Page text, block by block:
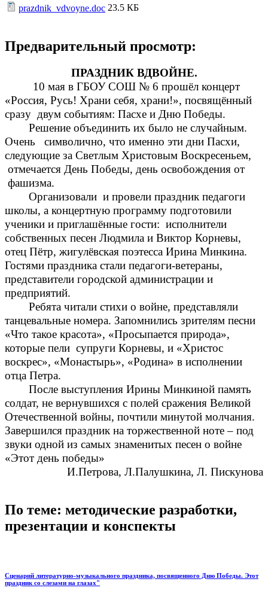
prazdnik_vdvoyne.doc 23.5 КБ
Предварительный просмотр:
ПРАЗДНИК ВДВОЙНЕ.
10 мая в ГБОУ СОШ № 6 прошёл концерт
«Россия, Русь! Храни себя, храни!», посвящённый
сразу двум событиям: Пасхе и Дню Победы.
Решение объединить их было не случайным.
Очень символично, что именно эти дни Пасхи,
следующие за Светлым Христовым Воскресеньем,
отмечается День Победы, день освобождения от
фашизма.
Организовали и провели праздник педагоги
школы, а концертную программу подготовили
ученики и приглашённые гости: исполнители
собственных песен Людмила и Виктор Корневы,
отец Пётр, жигулёвская поэтесса Ирина Минкина.
Гостями праздника стали педагоги-ветераны,
представители городской администрации и
предприятий.
Ребята читали стихи о войне, представляли
танцевальные номера. Запомнились зрителям песни
«Что такое красота», «Просыпается природа»,
которые пели супруги Корневы, и «Христос
воскрес», «Монастырь», «Родина» в исполнении
отца Петра.
После выступления Ирины Минкиной память
солдат, не вернувшихся с полей сражения Великой
Отечественной войны, почтили минутой молчания.
Завершился праздник на торжественной ноте – под
звуки одной из самых знаменитых песен о войне
«Этот день победы»
И.Петрова, Л.Палушкина, Л. Пискунова
По теме: методические разработки,
презентации и конспекты
Сценарий литературно-музыкального праздника, посвященного Дню Победы. Этот
праздник со слезами на глазах"